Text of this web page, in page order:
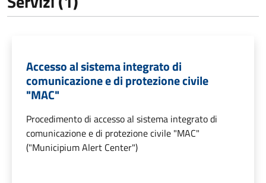
Accesso al sistema integrato di
comunicazione e di protezione civile
"MAC"
Procedimento di accesso al sistema integrato di
comunicazione e di protezione civile "MAC"
("Municipium Alert Center")